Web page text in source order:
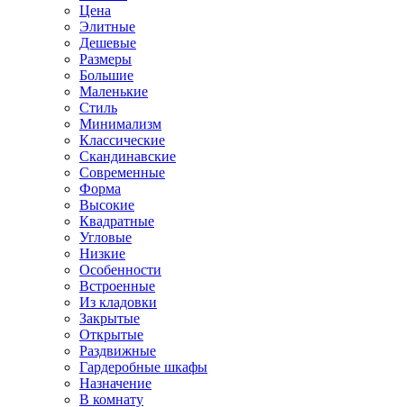
Цена
Элитные
Дешевые
Размеры
Большие
Маленькие
Стиль
Минимализм
Классические
Скандинавские
Современные
Форма
Высокие
Квадратные
Угловые
Низкие
Особенности
Встроенные
Из кладовки
Закрытые
Открытые
Раздвижные
Гардеробные шкафы
Назначение
В комнату